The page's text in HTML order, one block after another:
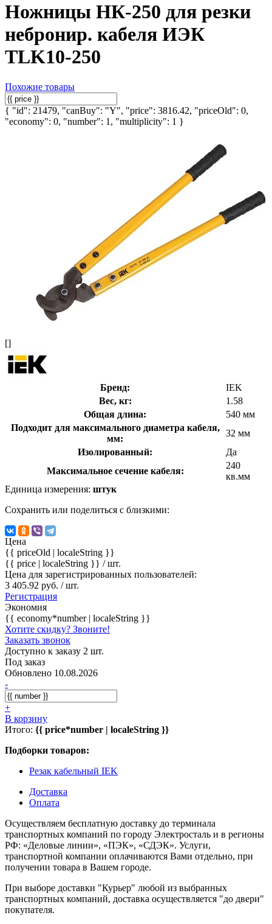
Ножницы НК-250 для резки
небронир. кабеля ИЭК
TLK10-250
Похожие товары
{ "id": 21479, "canBuy": "Y", "price": 3816.42, "priceOld": 0,
"economy": 0, "number": 1, "multiplicity": 1 }
[]
Бренд:
IEK
Вес, кг:
1.58
Общая длина:
540 мм
Подходит для максимального диаметра кабеля,
мм:
32 мм
Изолированный:
Да
Максимальное сечение кабеля:
240
кв.мм
Единица измерения: штук
Сохранить или поделиться с близкими:
Цена
{{ priceOld | localeString }}
{{ price | localeString }} / шт.
Цена для зарегистрированных пользователей:
3 405.92 руб. / шт.
Регистрация
Экономия
{{ economy*number | localeString }}
Хотите скидку? Звоните!
Заказать звонок
Доступно к заказу 2 шт.
Под заказ
Обновлено 10.08.2026
-
+
В корзину
Итого: {{ price*number | localeString }}
Подборки товаров:
Резак кабельный IEK
Доставка
Оплата
Осуществляем бесплатную доставку до терминала
транспортных компаний по городу Электросталь и в регионы
РФ: «Деловые линии», «ПЭК», «СДЭК». Услуги,
транспортной компании оплачиваются Вами отдельно, при
получении товара в Вашем городе.
При выборе доставки "Курьер" любой из выбранных
транспортных компаний, доставка осуществляется "до двери"
покупателя.